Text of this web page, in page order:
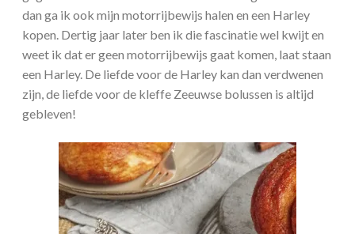
dan ga ik ook mijn motorrijbewijs halen en een Harley
kopen. Dertig jaar later ben ik die fascinatie wel kwijt en
weet ik dat er geen motorrijbewijs gaat komen, laat staan
een Harley. De liefde voor de Harley kan dan verdwenen
zijn, de liefde voor de kleffe Zeeuwse bolussen is altijd
gebleven!